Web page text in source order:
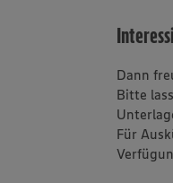
Dann
Bitte
Für